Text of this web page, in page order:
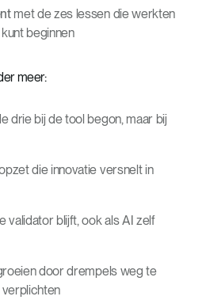
met de zes lessen die werkten
beginnen
meer:
drie bij de tool begon, maar bij
die innovatie versnelt in
validator blijft, ook als AI zelf
door drempels weg te